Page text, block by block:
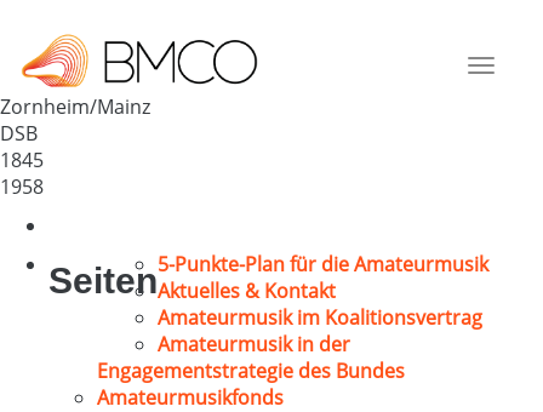
Toggle
Deutschland
55270
Zornheim/Mainz
DSB
1845
1958
Seiten5-Punkte-Plan für die Amateurmusik
Aktuelles & Kontakt
Amateurmusik im Koalitionsvertrag
Amateurmusik in der
Engagementstrategie des Bundes
Amateurmusikfonds